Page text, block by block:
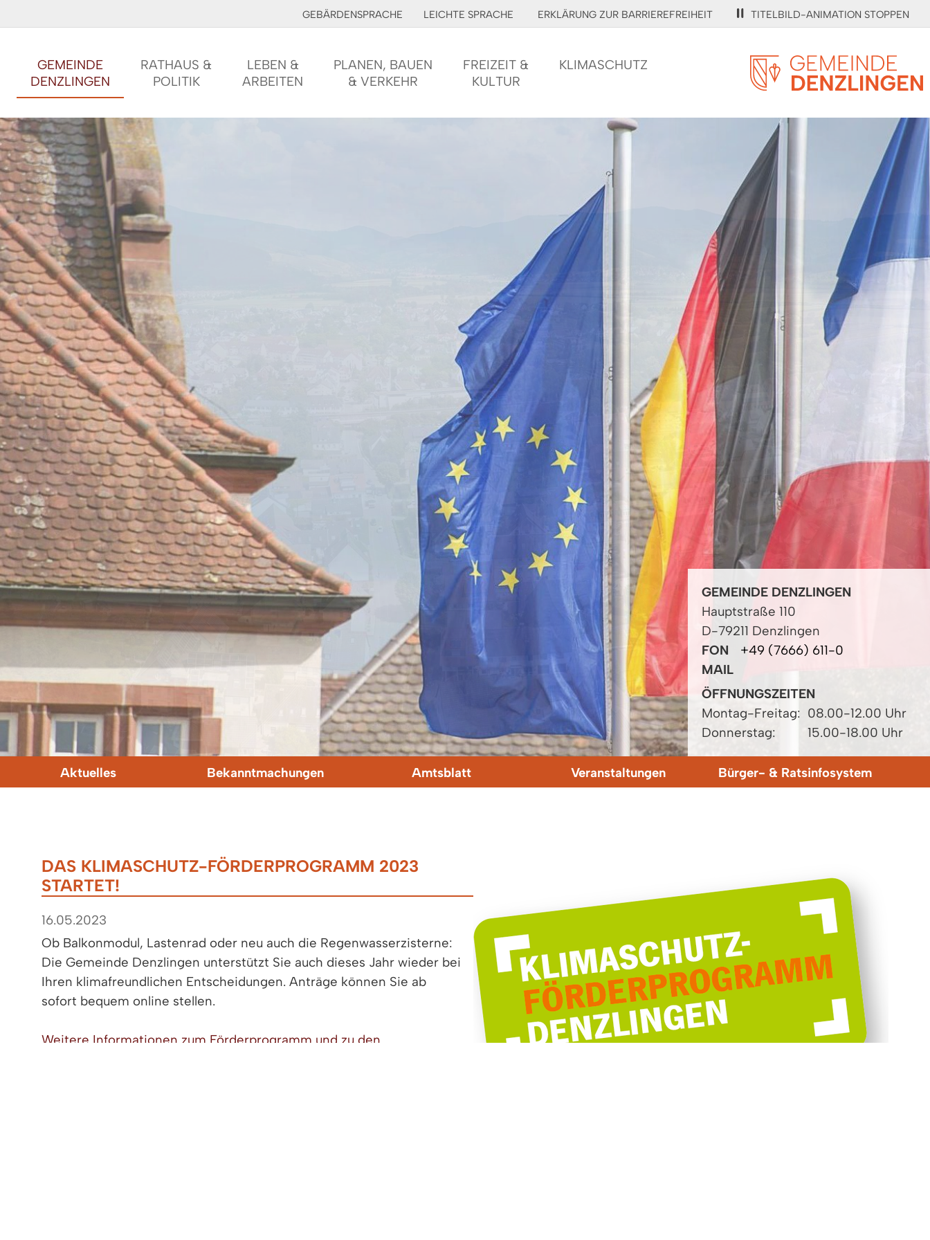
GEBÄRDENSPRACHE LEICHTE SPRACHE ERKLÄRUNG ZUR BARRIEREFREIHEIT TITELBILD-ANIMATION STOPPEN
GEMEINDE
DENZLINGEN
RATHAUS &
POLITIK
LEBEN &
ARBEITEN
PLANEN, BAUEN
& VERKEHR
FREIZEIT &
KULTUR
KLIMASCHUTZ
GEMEINDE DENZLINGEN
Hauptstraße 110
D-79211 Denzlingen
FON
+49 (7666) 611-0
MAIL
ÖFFNUNGSZEITEN
Montag-Freitag: 08.00-12.00 Uhr
Donnerstag:
15.00-18.00 Uhr
Aktuelles Bekanntmachungen Amtsblatt Veranstaltungen Bürger- & Ratsinfosystem
DAS KLIMASCHUTZ-FÖRDERPROGRAMM 2023
STARTET!
16.05.2023
Ob Balkonmodul, Lastenrad oder neu auch die Regenwasserzisterne:
Die Gemeinde Denzlingen unterstützt Sie auch dieses Jahr wieder bei
Ihren klimafreundlichen Entscheidungen. Anträge können Sie ab
sofort bequem online stellen.
Weitere Informationen zum Förderprogramm und zu den